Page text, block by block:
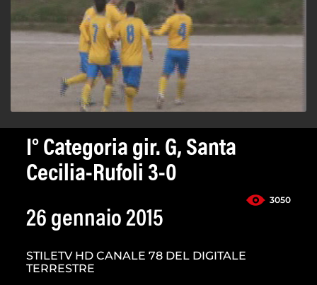
I° Categoria gir. G, Santa
Cecilia-Rufoli 3-0
3050
26 gennaio 2015
STILETV HD CANALE 78 DEL DIGITALE
TERRESTRE